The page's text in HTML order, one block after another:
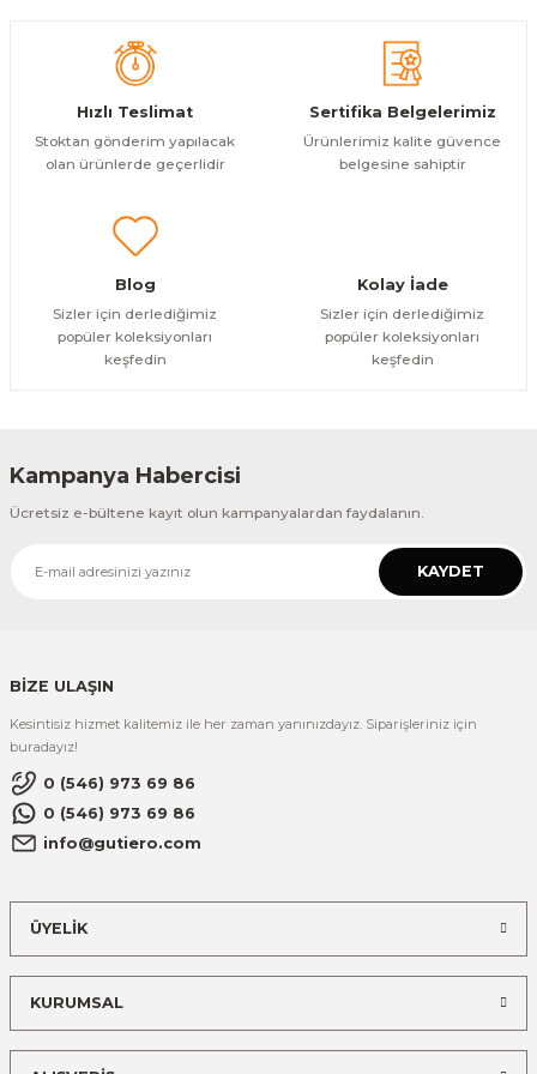
Ürün bilgilerinde hatalar bulunuyor.
Ürün fiyatı diğer sitelerden daha pahalı.
Bu ürüne benzer farklı alternatifler olmalı.
Hızlı Teslimat
Stoktan gönderim yapılacak
olan ürünlerde geçerlidir
Sertifika Belgelerimiz
Ürünlerimiz kalite güvence
belgesine sahiptir
Blog
Sizler için derlediğimiz
popüler koleksiyonları
keşfedin
Kolay İade
Sizler için derlediğimiz
popüler koleksiyonları
keşfedin
Kampanya Habercisi
Ücretsiz e-bültene kayıt olun kampanyalardan faydalanın.
KAYDET
BİZE ULAŞIN
Kesintisiz hizmet kalitemiz ile her zaman yanınızdayız. Siparişleriniz için
buradayız!
0 (546) 973 69 86
0 (546) 973 69 86
info@gutiero.com
ÜYELİK
KURUMSAL